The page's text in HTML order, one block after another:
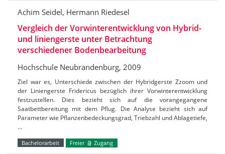
Achim Seidel, Hermann Riedesel
Vergleich der Vorwinterentwicklung von Hybrid-
und liniengerste unter Betrachtung
verschiedener Bodenbearbeitung
Hochschule Neubrandenburg, 2009
Ziel war es, Unterschiede zwischen der Hybridgerste Zzoom und
der Liniengerste Fridericus bezüglich ihrer Vorwinterentwicklung
festzustellen. Dies bezieht sich auf die vorangegangene
Saatbettbereitung mit dem Pflug. Die Analyse bezieht sich auf
Parameter wie Pflanzenbedeckungsgrad, Triebzahl und Ablagetiefe,
…
Bachelorarbeit Freier Zugang